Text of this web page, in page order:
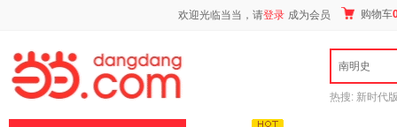
欢迎光临当当，请登录 成为会员 购物车
南明史
热搜: 新时代